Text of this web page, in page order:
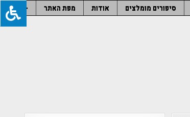
סיפורים מומלצים אודות מפת האתר –